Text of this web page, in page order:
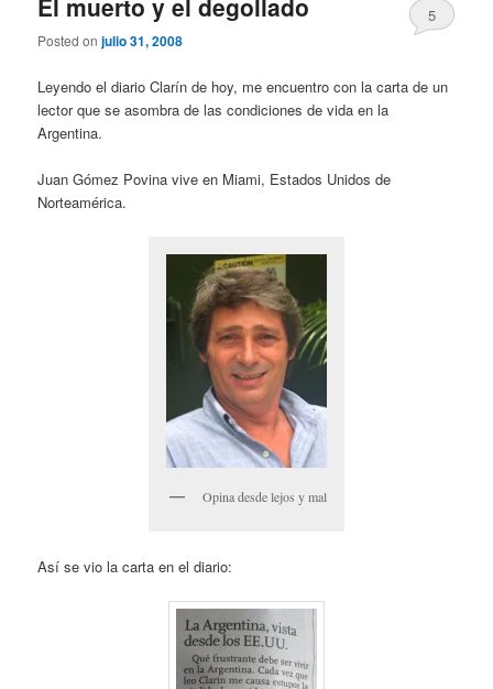
El muerto y el degollado
Posted onjulio 31, 2008
5
Leyendo el diario Clarín de hoy, me encuentro con la carta de un
lector que se asombra de las condiciones de vida en la
Argentina.
Juan Gómez Povina vive en Miami, Estados Unidos de
Norteamérica.
Opina desde lejos y mal
Así se vio la carta en el diario: